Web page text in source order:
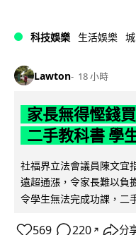
科技娛樂 生活娛樂
Lawton 18 小時
家長無得慳錢
二手教科書 學
社福界立法會議員陳文宜
遠超通漲，令家長難以負
令學生無法完成功課，二
569 220 ↗ 分